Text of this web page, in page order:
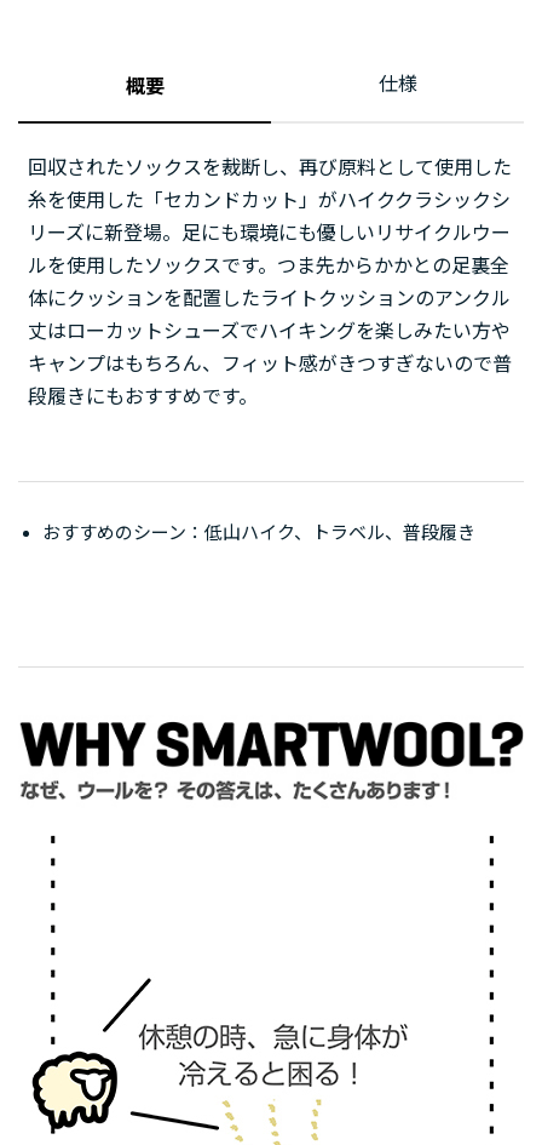
概要 仕様
回収されたソックスを裁断し、再び原料として使用した
糸を使用した「セカンドカット」がハイククラシックシ
リーズに新登場。足にも環境にも優しいリサイクルウー
ルを使用したソックスです。つま先からかかとの足裏全
体にクッションを配置したライトクッションのアンクル
丈はローカットシューズでハイキングを楽しみたい方や
キャンプはもちろん、フィット感がきつすぎないので普
段履きにもおすすめです。
おすすめのシーン：低山ハイク、トラベル、普段履き